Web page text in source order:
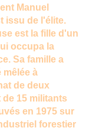
Manuel
issu de l'élite.
est la fille d'un
occupa la
Sa famille a
mêlée à
de deux
de 15 militants
en 1975 sur
forestier